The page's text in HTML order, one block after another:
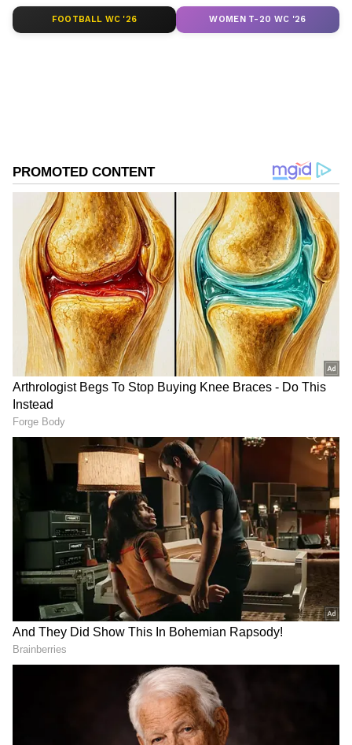
மின்சாரவாரியத்தின் நிதிநிலை குறித்து
வெள்ளை அறிக்கை வெளியிட்டுள்ளனர்.
முதலமைச்சராக இருந்த போது
மின்துறைக்கு தேவையான நிதிகளை
ஒதுக்கி சீரான மின் விநியோகத்திற்கு
வித்திட்டார். கடந்த ஐந்தாண்டு திராவிட
மாடல் ஆட்சியில் தமிழ்நாட்டின் மின்
தேவையானது ஒவ்வொரு ஆண்டும்
அதிகரித்தே வந்துள்ளன. அப்படி மின்
தேவை அதிகரித்த போதும் மக்கள்
பாதிக்கப்படாத வகையில் நடவடிக்கை
மேற்கொள்ளப்பட்டது.
ஏசியாநெட் தமிழ்-ஐ உங்கள் முதன்மைத்
தேர்வாக்குங்கள்
FOOTBALL WC '26 WOMEN T-20 WC '26